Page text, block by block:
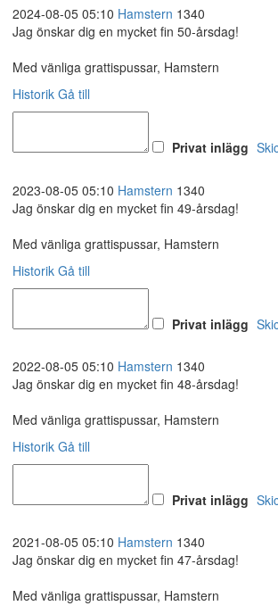
2024-08-05 05:10 Hamstern 1340
Jag önskar dig en mycket fin 50-årsdag!
Med vänliga grattispussar, Hamstern
Historik Gå till
Privat inlägg
2023-08-05 05:10 Hamstern 1340
Jag önskar dig en mycket fin 49-årsdag!
Med vänliga grattispussar, Hamstern
Historik Gå till
Privat inlägg
2022-08-05 05:10 Hamstern 1340
Jag önskar dig en mycket fin 48-årsdag!
Med vänliga grattispussar, Hamstern
Historik Gå till
Privat inlägg
2021-08-05 05:10 Hamstern 1340
Jag önskar dig en mycket fin 47-årsdag!
Med vänliga grattispussar, Hamstern